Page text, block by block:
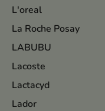
L'oreal
La Roche Posay
LABUBU
Lacoste
Lactacyd
Lador